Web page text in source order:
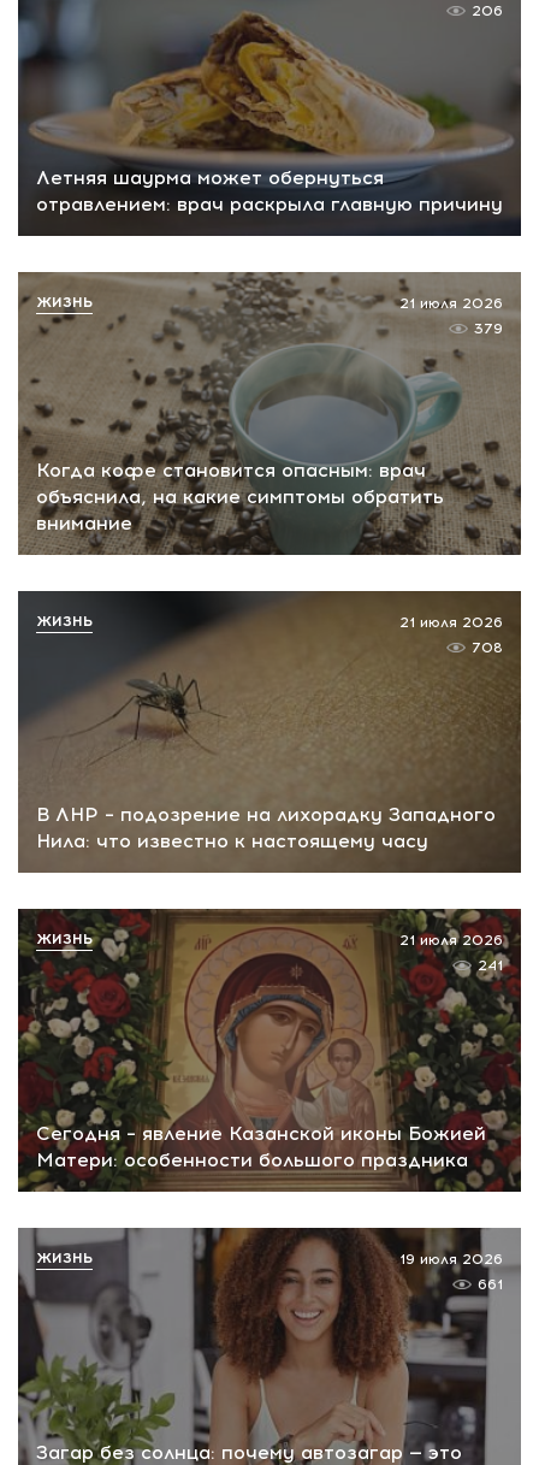
Летняя шаурма может обернуться
отравлением: врач раскрыла главную причину
206
Когда кофе становится опасным: врач
объяснила, на какие симптомы обратить
внимание
21 июля 2026
379
ЖИЗНЬ
В ЛНР – подозрение на лихорадку Западного
Нила: что известно к настоящему часу
21 июля 2026
708
ЖИЗНЬ
Сегодня – явление Казанской иконы Божией
Матери: особенности большого праздника
21 июля 2026
241
ЖИЗНЬ
Загар без солнца: почему автозагар — это
19 июля 2026
661
ЖИЗНЬ